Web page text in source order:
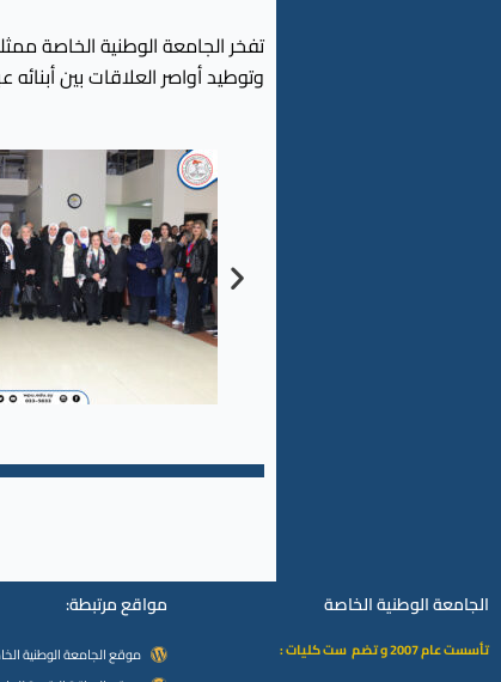
تفخر الجامعة الوطنية الخاصة
وتوطيد أواصر العلاقات بين
الجامعة الوطنية الخاصة
تأسست عام 2007 و تضم ست كليات :
مواقع مرتبطة:
موقع الجامعة الوطنية